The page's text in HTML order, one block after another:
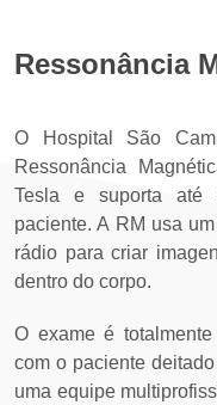
Ressonância
O Hospital São
Ressonância
Tesla e suporta até
paciente. A RM usa
rádio para criar
dentro do corpo.
O exame é
com o paciente
uma equipe